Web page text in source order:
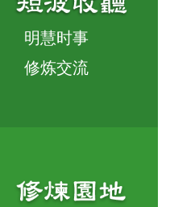
明慧时事
修炼交流